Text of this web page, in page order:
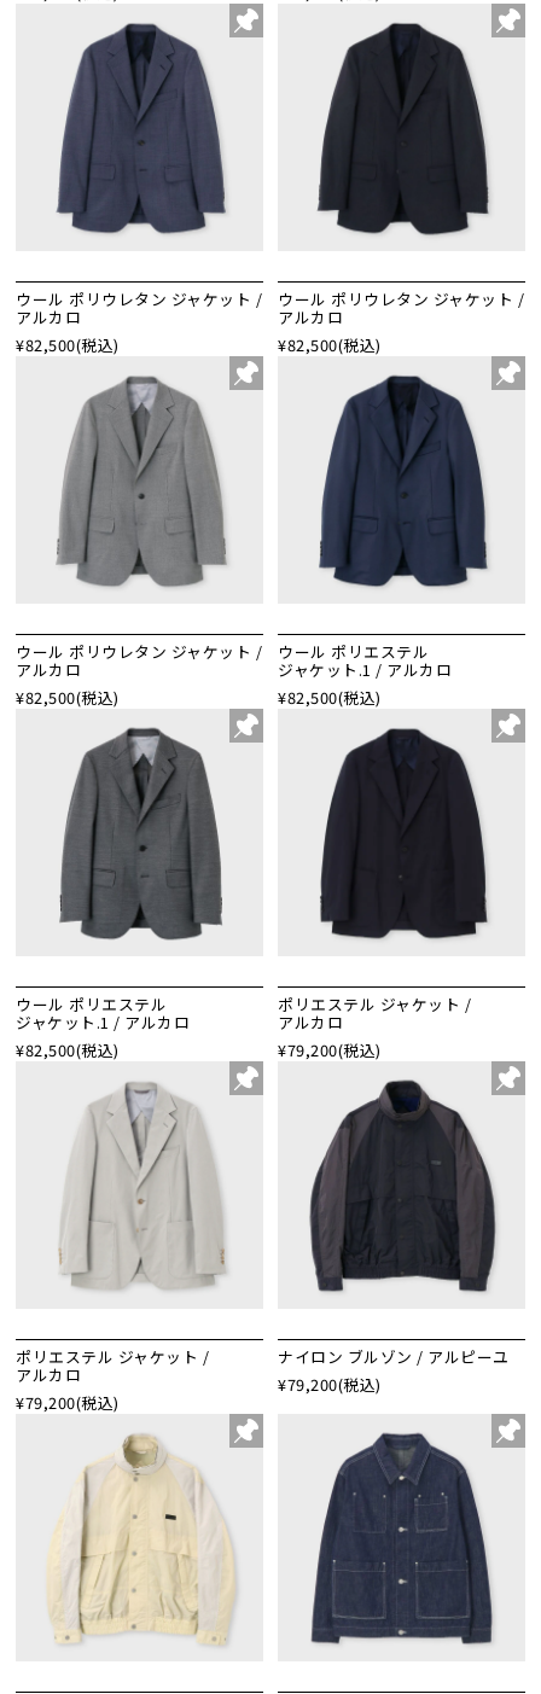
ウール ポリウレタン ジャケット /
アルカロ
¥82,500(税込)
ウール ポリウレタン ジャケット /
アルカロ
¥82,500(税込)
ウール ポリウレタン ジャケット /
アルカロ
¥82,500(税込)
ウール ポリエステル
ジャケット.1 / アルカロ
¥82,500(税込)
ウール ポリエステル
ジャケット.1 / アルカロ
¥82,500(税込)
ポリエステル ジャケット /
アルカロ
¥79,200(税込)
ポリエステル ジャケット /
アルカロ
¥79,200(税込)
ナイロン ブルゾン / アルピーユ
¥79,200(税込)